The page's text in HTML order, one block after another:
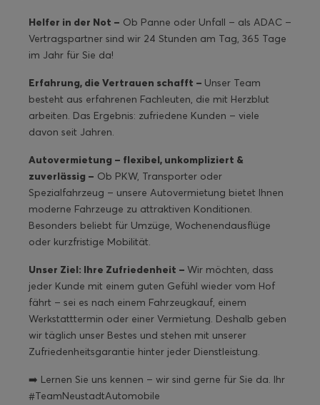
Helfer in der Not – Ob Panne oder Unfall – als ADAC –
Vertragspartner sind wir 24 Stunden am Tag, 365 Tage
im Jahr für Sie da!
Erfahrung, die Vertrauen schafft – Unser Team
besteht aus erfahrenen Fachleuten, die mit Herzblut
arbeiten. Das Ergebnis: zufriedene Kunden – viele
davon seit Jahren.
Autovermietung – flexibel, unkompliziert &
zuverlässig – Ob PKW, Transporter oder
Spezialfahrzeug – unsere Autovermietung bietet Ihnen
moderne Fahrzeuge zu attraktiven Konditionen.
Besonders beliebt für Umzüge, Wochenendausflüge
oder kurzfristige Mobilität.
Unser Ziel: Ihre Zufriedenheit – Wir möchten, dass
jeder Kunde mit einem guten Gefühl wieder vom Hof
fährt – sei es nach einem Fahrzeugkauf, einem
Werkstatttermin oder einer Vermietung. Deshalb geben
wir täglich unser Bestes und stehen mit unserer
Zufriedenheitsgarantie hinter jeder Dienstleistung.
➡️ Lernen Sie uns kennen – wir sind gerne für Sie da. Ihr
#TeamNeustadtAutomobile